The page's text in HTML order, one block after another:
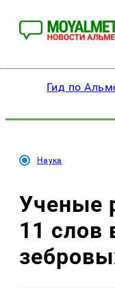
Гид по
Наука
Ученые
11 слов